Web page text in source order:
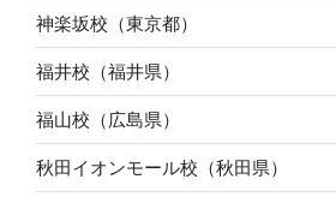
神楽坂校（東京都）
福井校（福井県）
福山校（広島県）
秋田イオンモール校（秋田県）